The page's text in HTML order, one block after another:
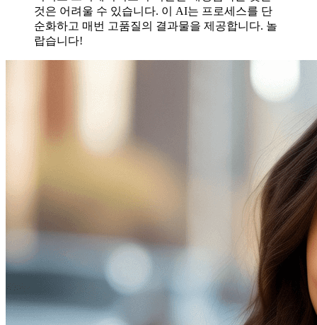
것은 어려울 수 있습니다. 이 AI는 프로세스를 단
순화하고 매번 고품질의 결과물을 제공합니다. 놀
랍습니다!